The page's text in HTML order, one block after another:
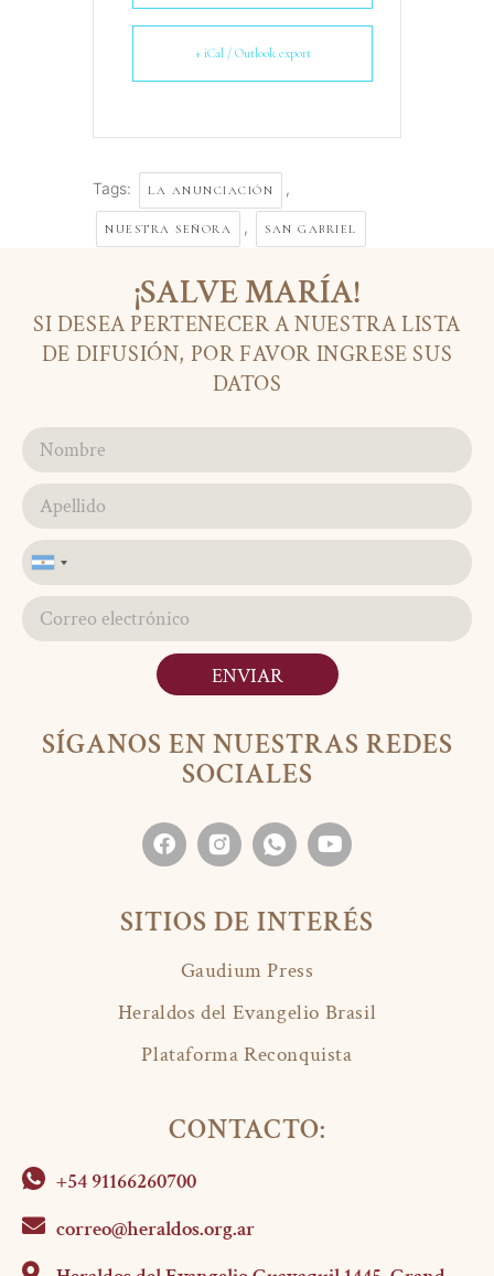
+ iCal / Outlook export
Tags: LA ANUNCIACIÓN ,
NUESTRA SEÑORA , SAN GABRIEL
CONTACTO:
+54 91166260700
correo@heraldos.org.ar
SÍGANOS EN NUESTRAS REDES
SOCIALES
SITIOS DE INTERÉS
Gaudium Press
Heraldos del Evangelio Brasil
Plataforma Reconquista
¡SALVE MARÍA!
SI DESEA PERTENECER A NUESTRA LISTA
DE DIFUSIÓN, POR FAVOR INGRESE SUS
DATOS
Argentina
ENVIAR